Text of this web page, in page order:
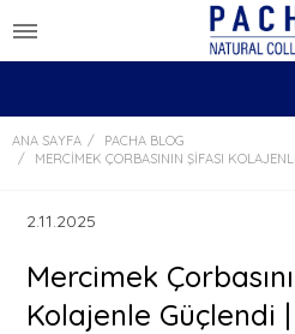
ANA SAYFA
PACHA BLOG
MERCIMEK ÇORBASININ ŞIFASI
2.11.2025
Mercimek
Kolajenle Güçlendi